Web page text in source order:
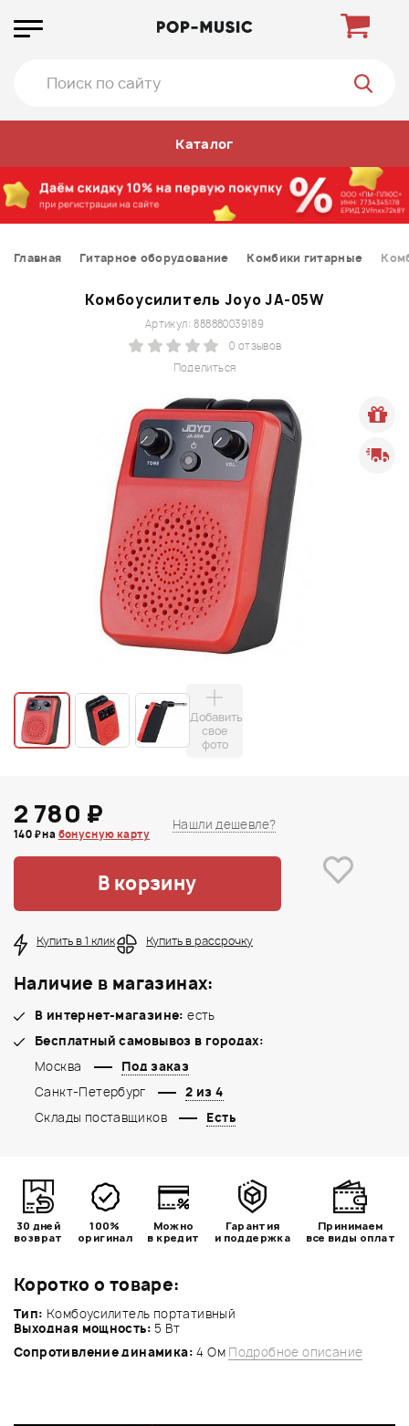
Каталог
Главная Гитарное оборудование Комбики гитарные
Комбоусилитель Joyo JA-05W
Поделиться
Артикул: 888880039189
0 отзывов
Добавить
свое
фото
Коротко о товаре:
Тип: Комбоусилитель портативный
Выходная мощность:5 Вт
Сопротивление динамика:4 Ом Подробное описание
2 780 ₽
140 ₽ на бонусную карту
Нашли дешевле?
В корзину
Купить в 1 клик Купить в рассрочку
Наличие в магазинах:
В интернет-магазине: есть
Бесплатный самовывоз в городах:
Москва
Под заказ
Санкт-Петербург
2 из 4
Склады поставщиков
Есть
30 дней
возврат
100%
оригинал
Можно
в кредит
Гарантия
и поддержка
Принимаем
все виды оплат